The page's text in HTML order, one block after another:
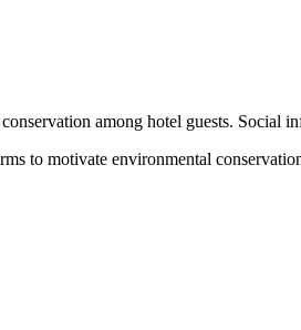
among hotel guests. Social
motivate environmental